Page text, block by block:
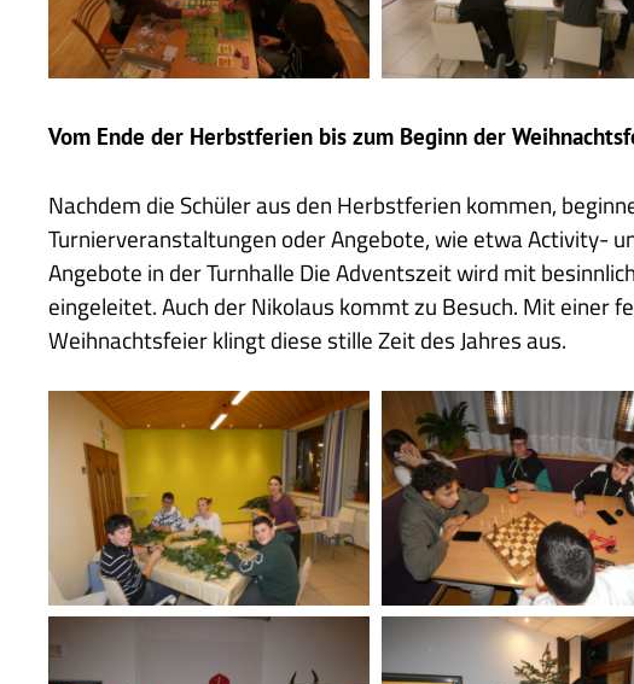
Vom Ende der Herbstferien bis zum Beginn der
Nachdem die Schüler aus den Herbstferien kommen,
Turnierveranstaltungen oder Angebote, wie etwa Activity-
Angebote in der Turnhalle Die Adventszeit wird mit
eingeleitet. Auch der Nikolaus kommt zu Besuch. Mit einer
Weihnachtsfeier klingt diese stille Zeit des Jahres aus.
Adventkranzbinden
Heimalltag
Nikolaus Weihnachtsfeier